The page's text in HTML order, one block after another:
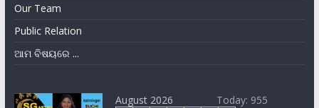
Our Team
Public Relation
ଆମ ବିଷୟରେ ...
August 2026
Today: 955